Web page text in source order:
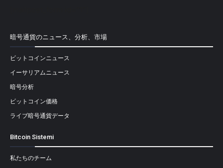
暗号通貨のニュース、分析、市場
ビットコインニュース
イーサリアムニュース
暗号分析
ビットコイン価格
ライブ暗号通貨データ
Bitcoin Sistemi
私たちのチーム